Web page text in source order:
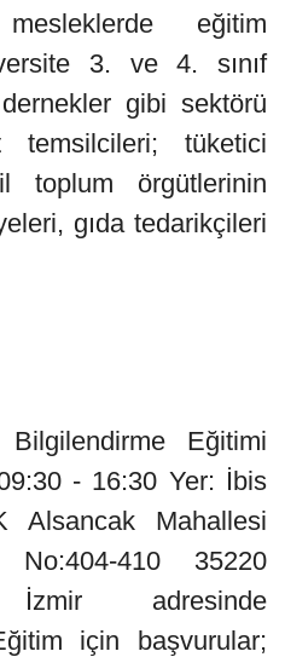
eğitim
3. ve 4. sınıf
gibi sektörü
tüketici
toplum örgütlerinin
gıda tedarikçileri
Bilgilendirme Eğitimi
- 16:30 Yer: İbis
Alsancak Mahallesi
410 35220
adresinde
için başvurular;